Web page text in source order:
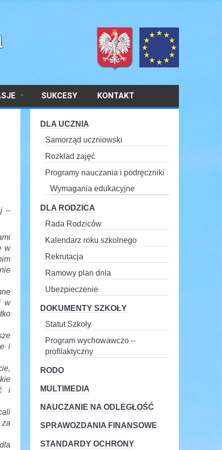
SUKCESY KONTAKT
–
w
w
i
i
DLA UCZNIA
Samorząd uczniowski
Rozkład zajęć
Programy nauczania i podręczniki
Wymagania edukacyjne
DLA RODZICA
Rada Rodziców
Kalendarz roku szkolnego
Rekrutacja
Ramowy plan dnia
Ubezpieczenie
DOKUMENTY SZKOŁY
Statut Szkoły
Program wychowawczo –
profilaktyczny
RODO
MULTIMEDIA
NAUCZANIE NA ODLEGŁOŚĆ
SPRAWOZDANIA FINANSOWE
STANDARDY OCHRONY